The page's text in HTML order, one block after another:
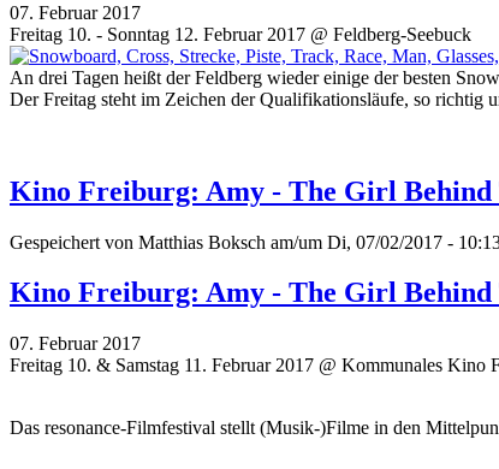
07. Februar 2017
Freitag 10. - Sonntag 12. Februar 2017 @ Feldberg-Seebuck
An drei Tagen heißt der Feldberg wieder einige der besten
Der Freitag steht im Zeichen der Qualifikationsläufe, so richtig
Kino Freiburg: Amy - The Girl Behind
Gespeichert von Matthias Boksch am/um Di, 07/02/2017 -
Kino Freiburg: Amy - The Girl Behind
07. Februar 2017
Freitag 10. & Samstag 11. Februar 2017 @ Kommunales Kino
Das resonance-Filmfestival stellt (Musik-)Filme in den